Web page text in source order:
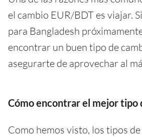
el cambio EUR/BDT es viajar.
para Bangladesh
encontrar un buen tipo de
asegurarte de aprovechar al
Cómo encontrar el mejor tipo
Como hemos visto, los tipos